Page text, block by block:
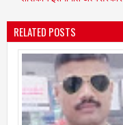
RELATED POSTS